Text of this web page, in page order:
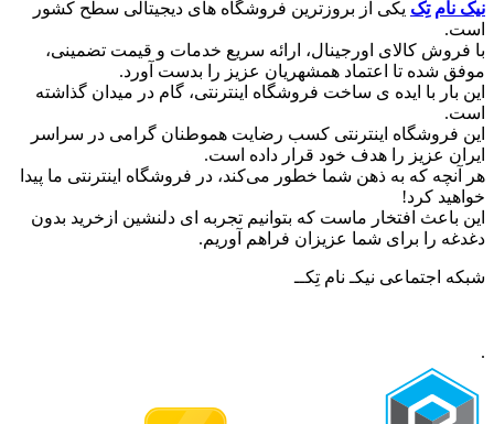
نیک نام تِک یکی از بروزترین فروشگاه های دیجیتالی سطح کشور
است.
با فروش کالای اورجینال، ارائه سریع خدمات و قیمت تضمینی،
موفق شده تا اعتماد همشهریان عزیز را بدست آورد.
این بار با ایده ی ساخت فروشگاه اینترنتی، گام در میدان گذاشته
است.
این فروشگاه اینترنتی کسب رضایت هموطنان گرامی در سراسر
ایران عزیز را هدف خود قرار داده است.
هر آنچه که به ذهن شما خطور می‌کند، در فروشگاه اینترنتی ما پیدا
خواهید کرد!
این باعث افتخار ماست که بتوانیم تجربه ای دلنشین ازخرید بدون
دغدغه را برای شما عزیزان فراهم آوریم.
شبکه‌ اجتماعی نیکـ نام تِکــ
.